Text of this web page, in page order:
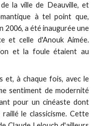
la ville de Deauville, et
à tel point que,
2006, a été inaugurée une
et celle d'Anouk Aimée.
et la foule étaient au
et, à chaque fois, avec le
sentiment de modernité
pour un cinéaste dont
le classicisme. Cette